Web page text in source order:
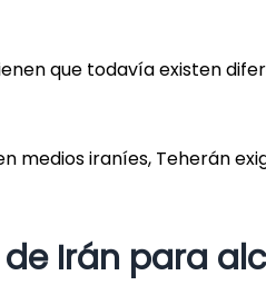
que todavía existen
medios iraníes, Teherán
Irán para